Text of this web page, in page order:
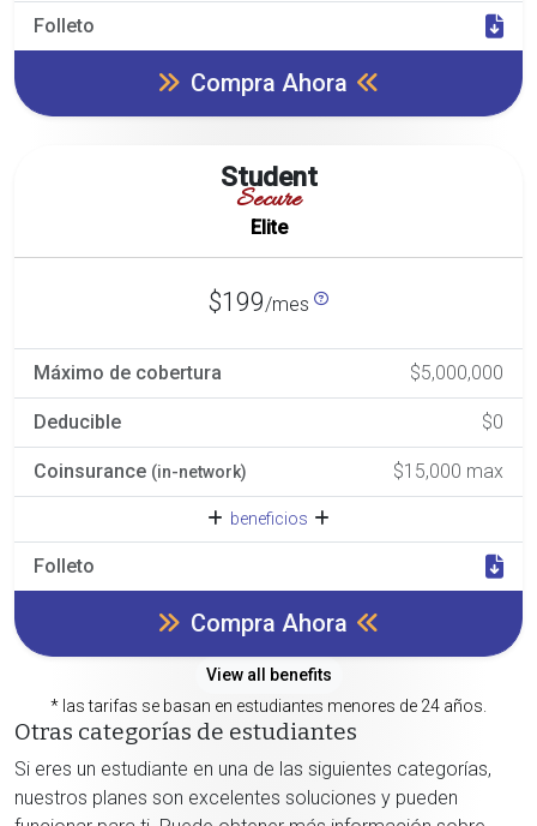
Folleto
Compra Ahora
Student
Secure
Elite
$199/mes
Máximo de cobertura $5,000,000
Deducible $0
Coinsurance (in-network) $15,000 max
beneficios
Folleto
Compra Ahora
View all benefits
* las tarifas se basan en estudiantes menores de 24 años.
Otras categorías de estudiantes
Si eres un estudiante en una de las siguientes categorías,
nuestros planes son excelentes soluciones y pueden